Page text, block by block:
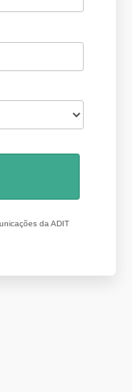
da ADIT